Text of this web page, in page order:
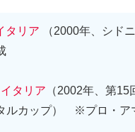
タリア
（2000年、シ
タリア （2002年、第
ルカップ） ※プロ・ア